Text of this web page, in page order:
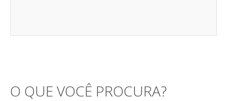
O QUE VOCÊ PROCURA?